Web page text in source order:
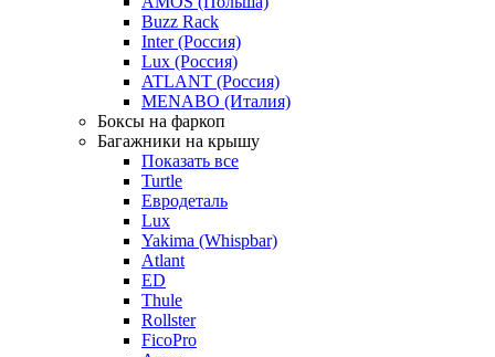
Buzz Rack
Inter (Россия)
Lux (Россия)
ATLANT (Россия)
MENABO (Италия)
Боксы на фаркоп
Багажники на крышу
Показать все
Turtle
Евродеталь
Lux
Yakima (Whispbar)
Atlant
ED
Thule
Rollster
FicoPro